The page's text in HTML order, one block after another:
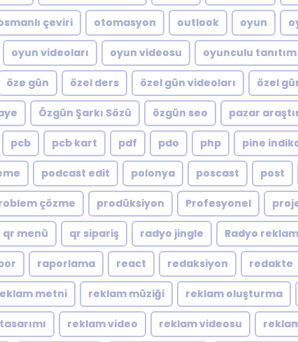
çeviri otomasyon outlook oyun
oyun videoları oyun videosu oyunculu tanıtım
öze gün özel ders özel gün videoları özel
Özgün Şarkı Sözü özgün seo pazar
pcb pcb kart pdf pdo php pine
podcast edit polonya poscast post
çözme prodüksiyon Profesyonel
qr menü qr sipariş radyo jingle Radyo
raporlama react redaksiyon redakte
metni reklam müziği reklam oluşturma
reklam video reklam videosu